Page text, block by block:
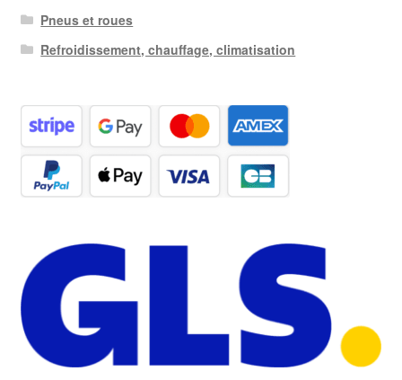
Pneus et roues
Refroidissement, chauffage, climatisation